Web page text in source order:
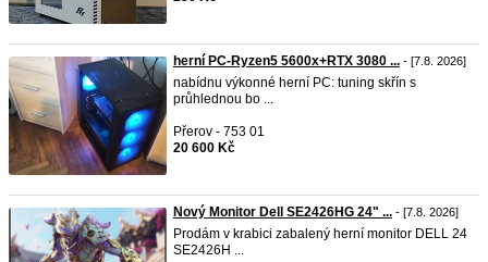
herní PC-Ryzen5 5600x+RTX 3080 ... - [7.8. 2026]
nabídnu výkonné herní PC: tuning skřín s
průhlednou bo ...
Přerov - 753 01
20 600 Kč
Nový Monitor Dell SE2426HG 24" ... - [7.8. 2026]
Prodám v krabici zabalený herní monitor DELL 24
SE2426H ...